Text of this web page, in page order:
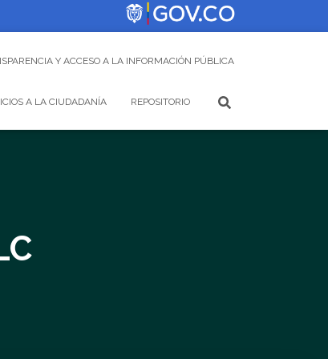
Y ACCESO A LA INFORMACIÓN PÚBLICA
A LA CIUDADANÍA REPOSITORIO